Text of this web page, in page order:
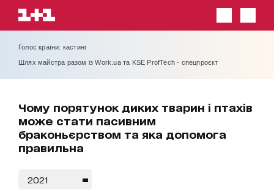
Голос країни: кастинг
Шлях майстра разом із Work.ua та KSE ProfTech - спецпроєкт
Чому порятунок диких тварин і птахів
може стати пасивним
браконьєрством та яка допомога
правильна
2021